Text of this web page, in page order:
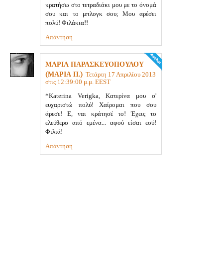
κρατήσω στο τετραδιάκι μου με το όνομά
σου και το μπλογκ σου; Μου αρέσει
πολύ! Φιλάκια!!
Απάντηση
ΜΑΡΙΑ ΠΑΡΑΣΚΕΥΟΠΟΥΛΟΥ
(ΜΑΡΙΑ Π.) Τετάρτη 17 Απριλίου 2013
στις 12:39:00 μ.μ. EEST
*Katerina Verigka, Κατερίνα μου σ'
ευχαριστώ πολύ! Χαίρομαι που σου
άρεσε! Ε, ναι κράτησέ το! Έχεις το
ελεύθερο από εμένα... αφού είσαι εσύ!
Φιλιά!
Απάντηση